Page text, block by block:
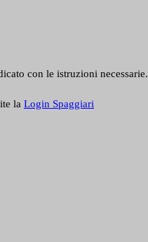
con le istruzioni necessarie.
la Login Spaggiari